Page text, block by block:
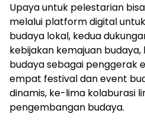
Upaya untuk pelestarian
melalui platform digital
budaya lokal, kedua
kebijakan kemajuan
budaya sebagai penggerak
empat festival dan event
dinamis, ke-lima kolaburasi
pengembangan budaya.